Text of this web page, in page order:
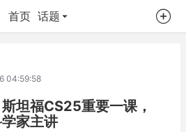
首页 话题
04:59:58
坦福CS25重要一课，
家主讲